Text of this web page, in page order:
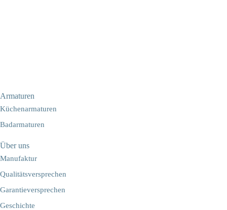
Armaturen
Küchenarmaturen
Badarmaturen
Über uns
Manufaktur
Qualitätsversprechen
Garantieversprechen
Geschichte